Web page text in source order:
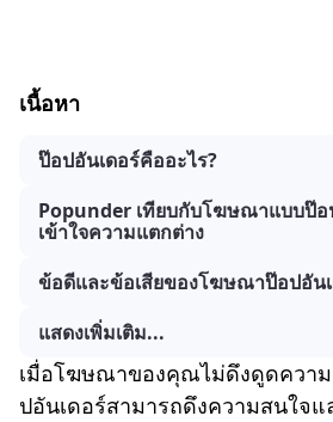
เนื้อหา
ป๊อปอันเดอร์คืออะไร?
Popunder เทียบกับโฆษณาแบบป๊
เข้าใจความแตกต่าง
ข้อดีและข้อเสียของโฆษณาป๊อปอัน
แสดงเพิ่มเติม...
เมื่อโฆษณาของคุณไม่ดึงดูดควา
ปอันเดอร์สามารถดึงความสนใจ